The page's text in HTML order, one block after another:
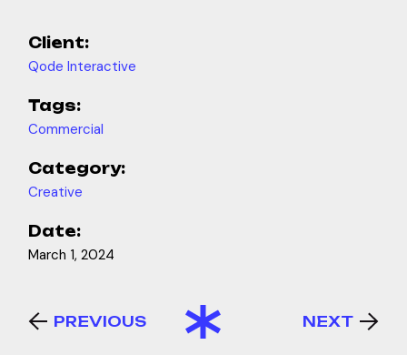
Client:
Qode Interactive
Tags:
Commercial
Category:
Creative
Date:
March 1, 2024
PREVIOUS NEXT